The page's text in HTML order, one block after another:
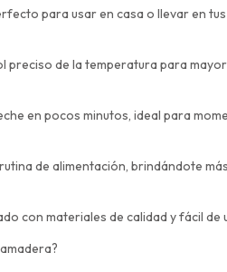
para usar en casa o llevar en
preciso de la temperatura para mayor
en pocos minutos, ideal para
de alimentación, brindándote
con materiales de calidad y fácil de